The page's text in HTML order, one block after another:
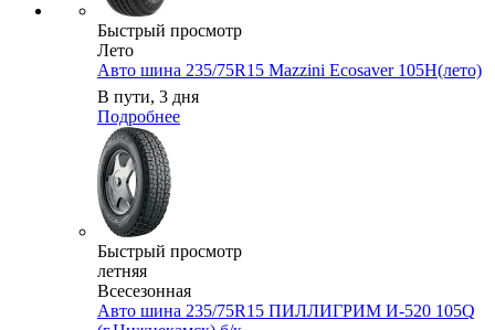
Быстрый просмотр
Лето
Авто шина 235/75R15 Mazzini Ecosaver 105H(лето)
В пути, 3 дня
Подробнее
Быстрый просмотр
летняя
Всесезонная
Авто шина 235/75R15 ПИЛЛИГРИМ И-520 105Q